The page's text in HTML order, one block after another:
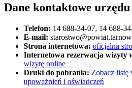
Dane kontaktowe urzędu
Telefon: 14 688-34-07, 14 688-
E-mail:
Strona internetowa: oficjalna
Internetowa rezerwacja wizyty
wizytę online
Druki do pobrania: Zobacz
upoważnień i oświadczeń